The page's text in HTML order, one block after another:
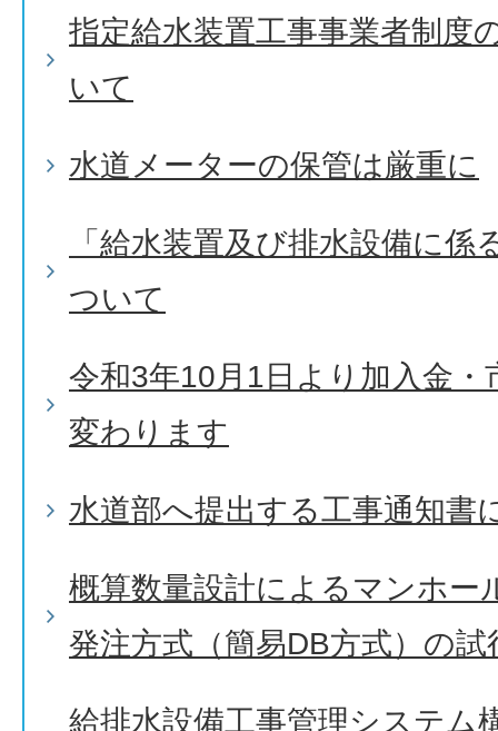
指定給水装置工事事業者制度
いて
水道メーターの保管は厳重に
「給水装置及び排水設備に係
ついて
令和3年10月1日より加入金・
変わります
水道部へ提出する工事通知書
概算数量設計によるマンホー
発注方式（簡易DB方式）の
給排水設備工事管理システム